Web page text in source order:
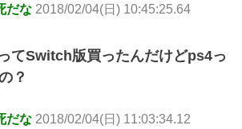
だな 2018/02/04(日) 10:45:25.64
てSwitch版買ったんだけどps4っ
？
だな 2018/02/04(日) 11:03:34.12